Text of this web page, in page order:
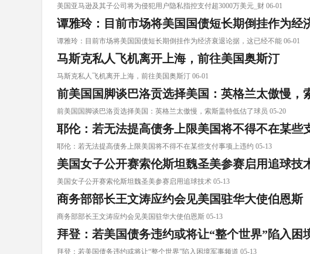
美国亚马逊及其子公司将为侵犯用户隐私指控支付超3000万美元_财 06-01
谭雅玲：目前市场将美国国债短长期倒挂作为经
谭雅玲：目前市场将美国国债短长期倒挂作为经济衰退论据，这已经不能 06-01
马斯克私人飞机离开上海，前往美国奥斯汀
马斯克私人飞机离开上海，前往美国奥斯汀 06-01
前美国国脚谈巴洛贡选择美国：英格兰太傲慢，
前美国国脚谈巴洛贡选择美国：英格兰太傲慢，索斯盖特低估了球员 05-20
耶伦：若无法提高债务上限美国将不得不在某些
耶伦：若无法提高债务上限美国将不得不在某些支付事项上违约 05-13
美国女子公开赛索伦斯坦魏圣美参赛启用追球技
美国女子公开赛索伦斯坦魏圣美参赛启用追球技术 05-13
商务部部长王文涛应约会见美国驻华大使伯恩斯
商务部部长王文涛应约会见美国驻华大使伯恩斯 05-13
拜登：若美国债务违约或将让“整个世界”陷入困
拜登：若美国债务违约或将让“整个世界”陷入困境军事频道 05-13